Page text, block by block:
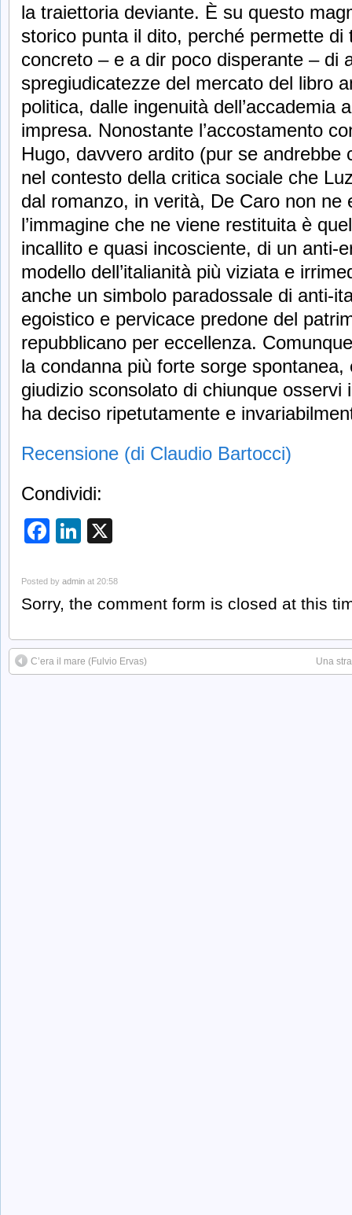
la traiettoria deviante. È su questo
storico punta il dito, perché permette di
concreto – e a dir poco disperante – di
spregiudicatezze del mercato del libro
politica, dalle ingenuità dell’accademia
impresa. Nonostante l’accostamento
Hugo, davvero ardito (pur se andrebbe
nel contesto della critica sociale che
dal romanzo, in verità, De Caro non ne
l’immagine che ne viene restituita è
incallito e quasi incosciente, di un anti-
modello dell’italianità più viziata e
anche un simbolo paradossale di anti-
egoistico e pervicace predone del
repubblicano per eccellenza.
la condanna più forte sorge
giudizio sconsolato di chiunque osservi
ha deciso ripetutamente e
Recensione (di Claudio Bartocci)
Condividi:
Facebook
LinkedIn
Posted by admin at 20:58
Sorry, the comment form is closed at this
C’era il mare (Fulvio Ervas) Una